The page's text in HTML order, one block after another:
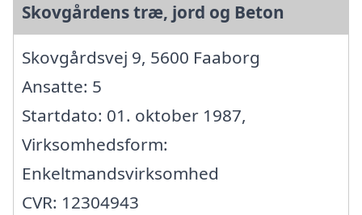
Skovgårdens træ, jord og Beton
Skovgårdsvej 9, 5600 Faaborg
Ansatte: 5
Startdato: 01. oktober 1987,
Virksomhedsform:
Enkeltmandsvirksomhed
CVR: 12304943